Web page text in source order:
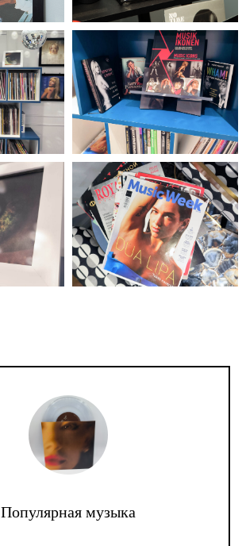
Популярная музыка